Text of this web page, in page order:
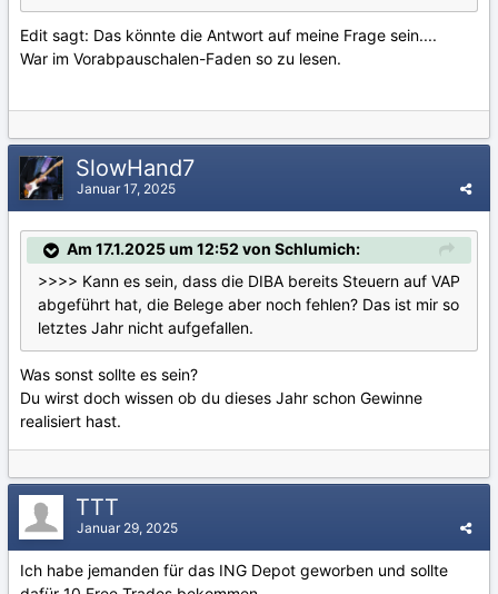
Edit sagt: Das könnte die Antwort auf meine Frage sein....
War im Vorabpauschalen-Faden so zu lesen.
SlowHand7
Januar 17, 2025
Am 17.1.2025 um 12:52 von Schlumich:
>>>> Kann es sein, dass die DIBA bereits Steuern auf VAP
abgeführt hat, die Belege aber noch fehlen? Das ist mir so
letztes Jahr nicht aufgefallen.
Was sonst sollte es sein?
Du wirst doch wissen ob du dieses Jahr schon Gewinne
realisiert hast.
TTT
Januar 29, 2025
Ich habe jemanden für das ING Depot geworben und sollte